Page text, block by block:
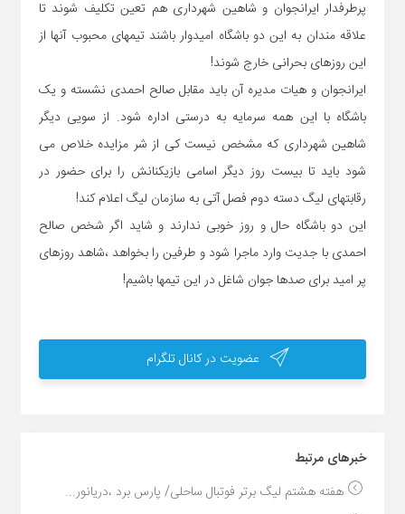
پرطرفدار ایرانجوان و شاهین شهرداری هم تعین تکلیف شوند تا
علاقه مندان به این دو باشگاه امیدوار باشند تیمهای محبوب آنها از
این روزهای بحرانی خارج شوند!
ایرانجوان و هیات مدیره آن باید مقابل صالح احمدی نشسته و یک
باشگاه با این همه سرمایه به درستی اداره شود. از سویی دیگر
شاهین شهرداری که مشخص نیست کی از شر مزایده خلاص می
شود باید تا بیست روز دیگر اسامی بازیکنانش را برای حضور در
رقابتهای لیگ دسته دوم فصل آتی به سازمان لیگ اعلام کند!
این دو باشگاه حال و روز خوبی ندارند و شاید اگر شخص صالح
احمدی با جدیت وارد ماجرا شود و طرفین را بخواهد ،شاهد روزهای
پر امید برای صدها جوان شاغل در این تیمها باشیم!
عضویت در کانال تلگرام
خبر‌های مرتبط
هفته هشتم لیگ برتر فوتبال ساحلی/ پارس برد ،دریانور...